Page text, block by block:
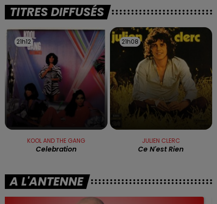
TITRES DIFFUSÉS
21h12
21h12
KOOL AND THE GANG
Celebration
21h08
21h08
JULIEN CLERC
Ce N'est Rien
A L'ANTENNE